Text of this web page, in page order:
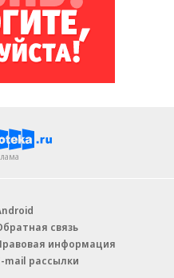
связь
информация
mail рассылки